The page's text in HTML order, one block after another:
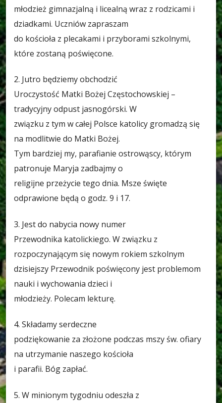
młodzież gimnazjalną i licealną wraz z rodzicami i
dziadkami. Uczniów zapraszam
do kościoła z plecakami i przyborami szkolnymi,
które zostaną poświęcone.
2. Jutro będziemy obchodzić
Uroczystość Matki Bożej Częstochowskiej –
tradycyjny odpust jasnogórski. W
związku z tym w całej Polsce katolicy gromadzą się
na modlitwie do Matki Bożej.
Tym bardziej my, parafianie ostrowąscy, którym
patronuje Maryja zadbajmy o
religijne przeżycie tego dnia. Msze święte
odprawione będą o godz. 9 i 17.
3. Jest do nabycia nowy numer
Przewodnika katolickiego. W związku z
rozpoczynającym się nowym rokiem szkolnym
dzisiejszy Przewodnik poświęcony jest problemom
nauki i wychowania dzieci i
młodzieży. Polecam lekturę.
4. Składamy serdeczne
podziękowanie za złożone podczas mszy św. ofiary
na utrzymanie naszego kościoła
i parafii. Bóg zapłać.
5. W minionym tygodniu odeszła z